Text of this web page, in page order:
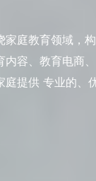
庭教育领域，
容、教育电商
提供 专业的、